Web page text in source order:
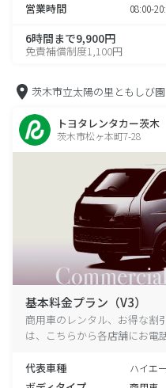
営業時間 08:00-
6時間まで9,900円
免責補償制度1,100円
茨木市立太陽の里ともしび
トヨタレンタカー茨木
茨木市松ヶ本町7-28
基本料金プラン（V3）
商用車のレンタル、お得な割
は、こちらから各店舗にお電
代表車種 ハイエ